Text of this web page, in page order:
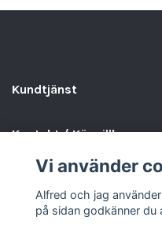
Kundtjänst
Kontakt / Köpvillkor
Vi använder
Alfred och jag
på sidan godkänner du